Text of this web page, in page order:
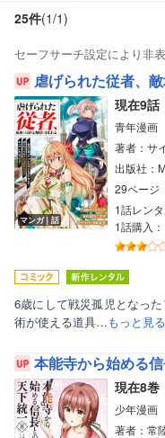
25件(1/1)
セーフサーチ設定により非
虐げられた従者、敵地の天使なお嬢様に拾われる ～命令
マンガ｜話
現在9話
青年漫画
著者：サ
出版社：
29ページ
1話レン
1話購入
6歳にして戦災孤児となっ
術が使える道具…もっと見る
本能寺から始める
現在8巻
少年漫画
著者：常